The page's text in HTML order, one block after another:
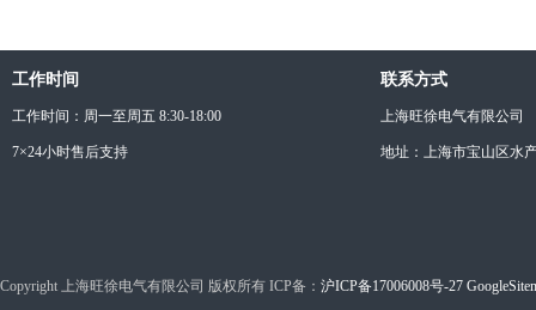
工作时间
工作时间：周一至周五 8:30-18:00
7×24小时售后支持
联系方式
上海旺徐电气有限公司
地址：上海市宝山区水
Copyright 上海旺徐电气有限公司 版权所有 ICP备： 沪ICP备17006008号-27